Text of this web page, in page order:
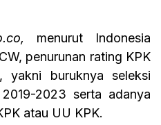
menurut Indonesia
penurunan rating KPK
yakni buruknya seleksi
2023 serta adanya
atau UU KPK.